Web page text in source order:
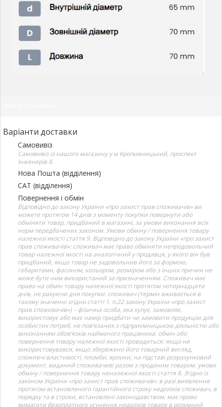
Варіанти доставки
Самовивіз
Самовивіз із нашого магазину у м Кропивницький, проспект
Інженерів 8.
Нова Пошта (відділення)
САТ (відділення)
Повернення і обмін
Відповідно до закону України «про захист прав споживачів» ви
можете протягом 14 днів з моменту покупки повернути або
обміняти товар, придбаний в магазині, за умови виконання всіх
норм передбачених законом. Умови обміну / повернення товару
належної якості стаття 9. Відповідно до закону України «про захист
прав споживачів»: споживач має право обміняти непродовольчий
товар належної якості на аналогічний у продавця, у якого він був
придбаний, якщо товар не задовольнив його за формою,
габаритами, фасоном, кольором, розміром або з інших причин не
може бути ним використаний за призначенням. Споживач має
право на обмін товару належної якості протягом чотирнадцяти
днів, не рахуючи дня покупки. споживач (термін вживається в
такому значенні згідно статті 1. п.22 закону України «про захист
прав споживачів») – фізична особа, яка купує, замовляє,
використовує або має намір придбати чи замовити продукцію для
особистих потреб, не пов’язаних з підприємницькою діяльністю або
виконанням обов’язків найманого працівника. обмін або
повернення товару належної якості провадиться: якщо не
використовувався; якщо збережено його товарний вигляд,
споживчі властивості, пломби, ярлики; на підставі розрахунковий
документ, виданий споживачеві разом з проданим товаром. умови
обміну / повернення товару неналежної якості стаття 8. Згідно із
законом України «про захист прав споживачів»: в разі виявлення
протягом встановленого гарантійного строку недоліків споживач, в
порядку та в строки, встановлені законодавством, має право
вимагати безоплатного усунення недоліків товару в розумний